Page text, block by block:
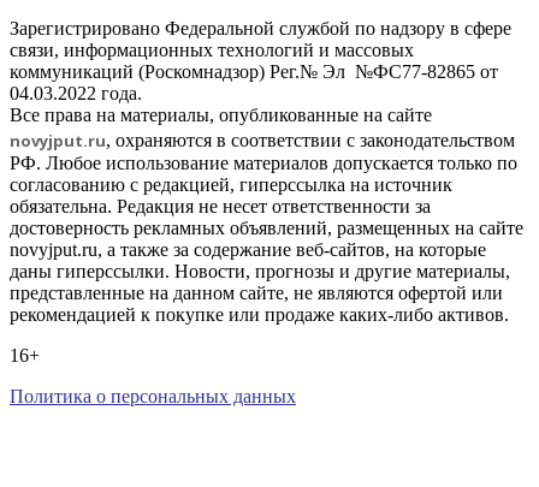
Зарегистрировано Федеральной службой по надзору в сфере
связи, информационных технологий и массовых
коммуникаций (Роскомнадзор) Рег.№ Эл №ФС77-82865 от
04.03.2022 года.
Все права на материалы, опубликованные на сайте
novyjput.ru, охраняются в соответствии с законодательством
РФ. Любое использование материалов допускается только по
согласованию с редакцией, гиперссылка на источник
обязательна. Редакция не несет ответственности за
достоверность рекламных объявлений, размещенных на сайте
novyjput.ru, а также за содержание веб-сайтов, на которые
даны гиперссылки. Новости, прогнозы и другие материалы,
представленные на данном сайте, не являются офертой или
рекомендацией к покупке или продаже каких-либо активов.
16+
Политика о персональных данных